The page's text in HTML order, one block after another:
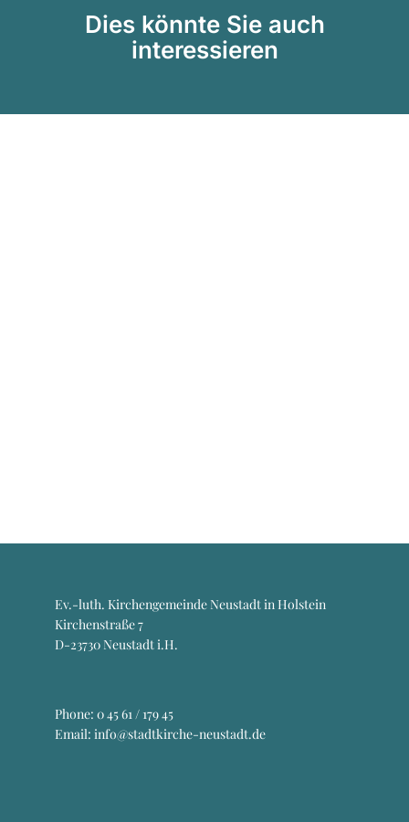
Dies könnte Sie auch
interessieren
Ev.-luth. Kirchengemeinde Neustadt in Holstein
Kirchenstraße 7
D-23730 Neustadt i.H.
Phone: 0 45 61 / 179 45
Email: info@stadtkirche-neustadt.de